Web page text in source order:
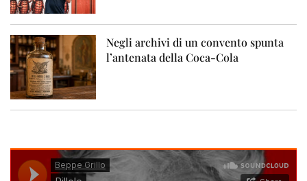
Negli archivi di un convento spunta
l’antenata della Coca-Cola